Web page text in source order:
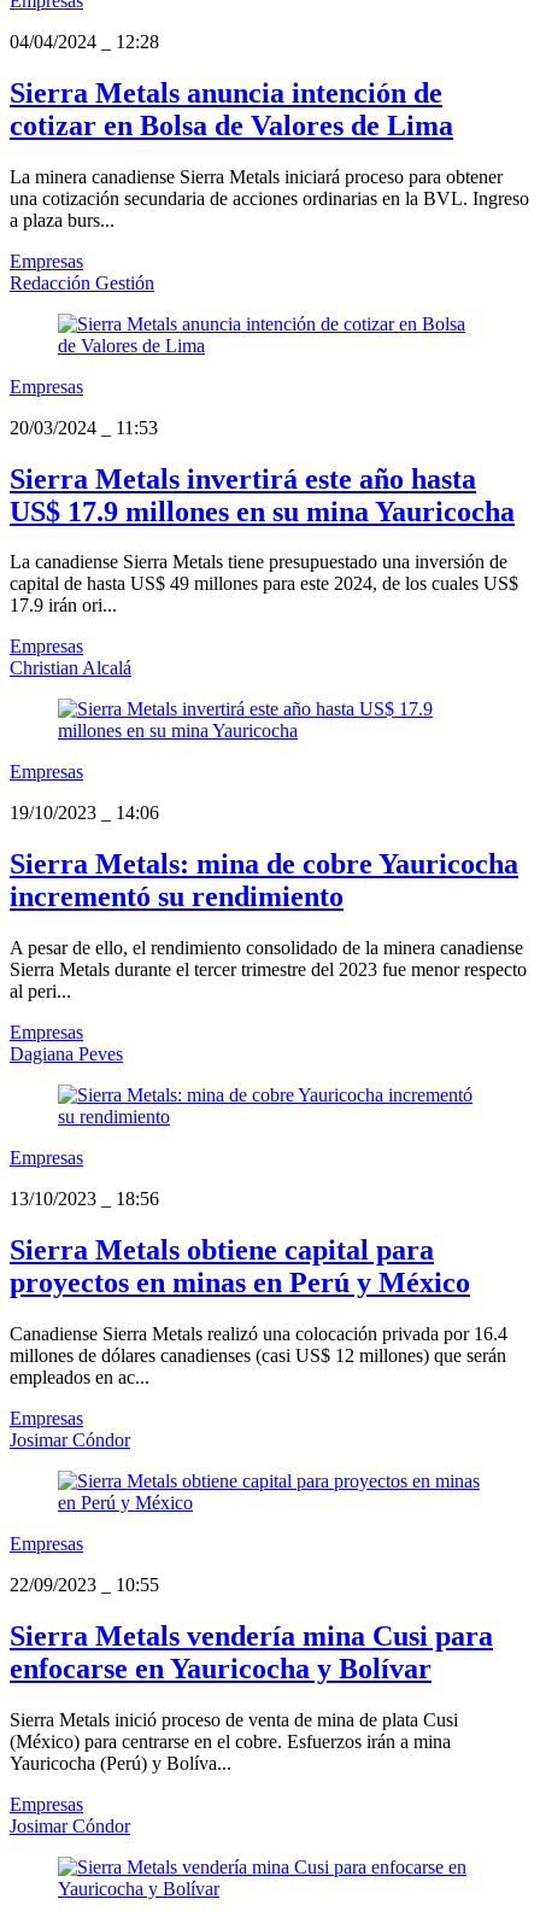
04/04/2024
12:28
Sierra Metals anuncia intención de
cotizar en Bolsa de Valores de Lima
La minera canadiense Sierra Metals iniciará proceso para obtener
una cotización secundaria de acciones ordinarias en la BVL. Ingreso
a plaza burs...
Empresas
Redacción Gestión
Empresas
20/03/2024
11:53
Sierra Metals invertirá este año hasta
US$ 17.9 millones en su mina Yauricocha
La canadiense Sierra Metals tiene presupuestado una inversión de
capital de hasta US$ 49 millones para este 2024, de los cuales US$
17.9 irán ori...
Empresas
Christian Alcalá
Empresas
19/10/2023
14:06
Sierra Metals: mina de cobre Yauricocha
incrementó su rendimiento
A pesar de ello, el rendimiento consolidado de la minera canadiense
Sierra Metals durante el tercer trimestre del 2023 fue menor respecto
al peri...
Empresas
Dagiana Peves
Empresas
13/10/2023
18:56
Sierra Metals obtiene capital para
proyectos en minas en Perú y México
Canadiense Sierra Metals realizó una colocación privada por 16.4
millones de dólares canadienses (casi US$ 12 millones) que serán
empleados en ac...
Empresas
Josimar Cóndor
Empresas
22/09/2023
10:55
Sierra Metals vendería mina Cusi para
enfocarse en Yauricocha y Bolívar
Sierra Metals inició proceso de venta de mina de plata Cusi
(México) para centrarse en el cobre. Esfuerzos irán a mina
Yauricocha (Perú) y Bolíva...
Empresas
Josimar Cóndor